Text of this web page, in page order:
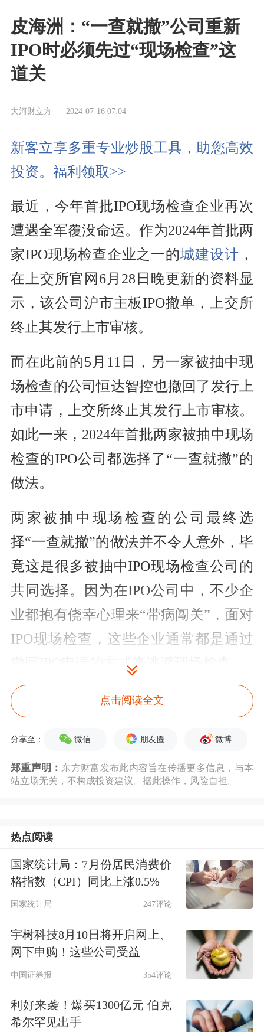
皮海洲：“一查就撤”公司重新
IPO时必须先过“现场检查”这
道关
大河财立方 2024-07-16 07:04
新客立享多重专业炒股工具，助您高效
投资。福利领取>>
最近，今年首批IPO现场检查企业再次
遭遇全军覆没命运。作为2024年首批两
家IPO现场检查企业之一的城建设计 ，
在上交所官网6月28日晚更新的资料显
示，该公司沪市主板IPO撤单，上交所
终止其发行上市审核。
而在此前的5月11日，另一家被抽中现
场检查的公司恒达智控也撤回了发行上
市申请，上交所终止其发行上市审核。
如此一来，2024年首批两家被抽中现场
检查的IPO公司都选择了“一查就撤”的
做法。
两家被抽中现场检查的公司最终选
择“一查就撤”的做法并不令人意外，毕
竟这是很多被抽中IPO现场检查公司的
共同选择。因为在IPO公司中，不少企
业都抱有侥幸心理来“带病闯关”，面对
IPO现场检查，这些企业通常都是通过
撤回IPO申请的方式来逃避现场检查。
然而，随着今年3月15日《首发企业现
场检查规定》的发布，IPO公司通过“一
查就撤”的方式来逃避现场检查的做法
已经行不通了。因为《首发企业现场检
的实施，也不影响证监会和交易所依法
依规对检查发现的问题进行处理。也就
是说，被抽中的现场检查公司，可以撤
不过，今年首批抽中现场检查的这两家
公司是否在撤单后还要接受检查，或许
另有说法。毕竟《首发企业现场检查规
定》是今年3月15日发布的，而今年首
点击阅读全文
分享至： 微信 朋友圈 微博
郑重声明： 东方财富发布此内容旨在传播更多信息，与本
站立场无关，不构成投资建议。据此操作，风险自担。
热点阅读
国家统计局：7月份居民消费价
格指数（CPI）同比上涨0.5%
国家统计局 247评论
宇树科技8月10日将开启网上、
网下申购！这些公司受益
中国证券报 354评论
利好来袭！爆买1300亿元 伯克
希尔罕见出手